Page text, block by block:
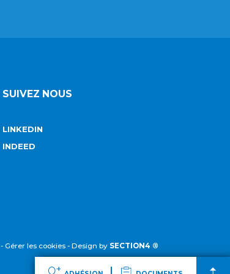
SUIVEZ NOUS
LINKEDIN
INDEED
- Gérer les cookies - Design by SECTION4 ®